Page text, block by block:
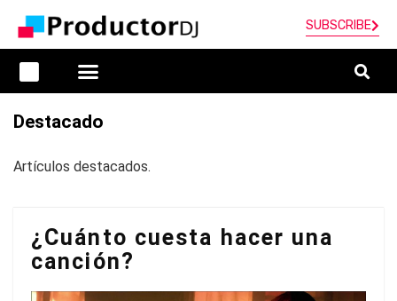
SUBSCRIBE
Destacado
Artículos destacados.
¿Cuánto cuesta hacer una
canción?